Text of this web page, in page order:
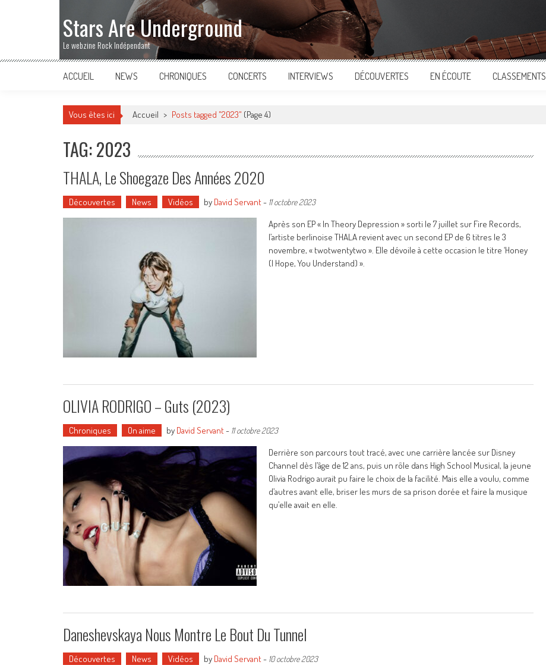
Stars Are Underground
Le webzine Rock Indépendant
ACCUEIL NEWS CHRONIQUES CONCERTS INTERVIEWS DÉCOUVERTES EN ÉCOUTE CLASSEMENTS
Vous êtes ici Accueil > Posts tagged "2023" (Page 4)
TAG: 2023
THALA, Le Shoegaze Des Années 2020
Découvertes News Vidéos by David Servant- 11 octobre 2023
Après son EP « In Theory Depression » sorti le 7 juillet sur Fire Records,
l’artiste berlinoise THALA revient avec un second EP de 6 titres le 3
novembre, « twotwentytwo ». Elle dévoile à cette occasion le titre ‘Honey
(I Hope, You Understand) ».
OLIVIA RODRIGO – Guts (2023)
Chroniques On aime by David Servant- 11 octobre 2023
Derrière son parcours tout tracé, avec une carrière lancée sur Disney
Channel dès l’âge de 12 ans, puis un rôle dans High School Musical, la jeune
Olivia Rodrigo aurait pu faire le choix de la facilité. Mais elle a voulu, comme
d’autres avant elle, briser les murs de sa prison dorée et faire la musique
qu’elle avait en elle.
Daneshevskaya Nous Montre Le Bout Du Tunnel
Découvertes News Vidéos by David Servant- 10 octobre 2023